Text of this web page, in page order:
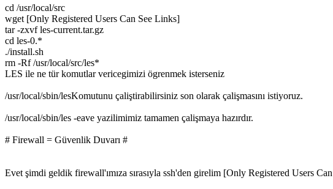
cd /usr/local/src
wget [Only Registered Users Can See Links]
tar -zxvf les-current.tar.gz
cd les-0.*
./install.sh
rm -Rf /usr/local/src/les*
LES ile ne tür komutlar vericegimizi ögrenmek isterseniz
/usr/local/sbin/lesKomutunu çaliştirabilirsiniz son olarak çalişmasını istiyoruz.
/usr/local/sbin/les -eave yazilimimiz tamamen çalişmaya hazırdır.
# Firewall = Güvenlik Duvarı #
Evet şimdi geldik firewall'ımıza sırasıyla ssh'den girelim [Only Registered Users